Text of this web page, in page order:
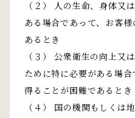
（２） 人の生命、身体又
ある場合であって、お客
あるとき
（３） 公衆衛生の向上又
ために特に必要がある場
得ることが困難であるとき
（４） 国の機関もしくは